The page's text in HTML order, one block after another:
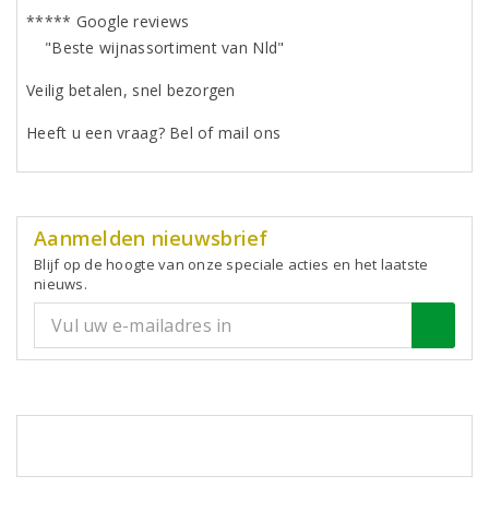
***** Google reviews
"Beste wijnassortiment van Nld"
Veilig betalen, snel bezorgen
Heeft u een vraag? Bel of mail ons
Aanmelden nieuwsbrief
Blijf op de hoogte van onze speciale acties en het laatste
nieuws.